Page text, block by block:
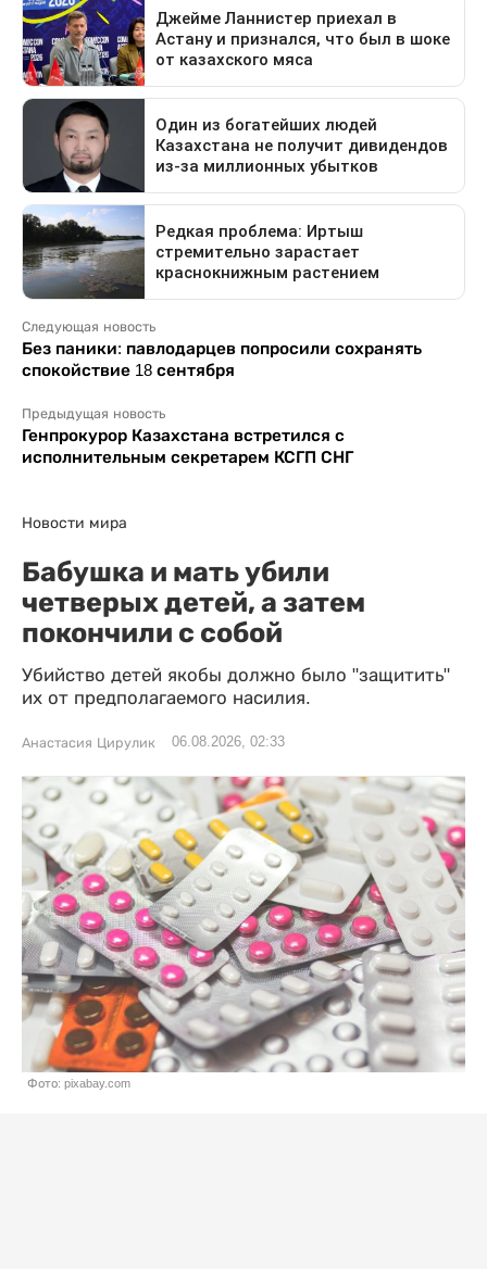
Следующая новость
Без паники: павлодарцев попросили сохранять
спокойствие 18 сентября
Предыдущая новость
Генпрокурор Казахстана встретился с
исполнительным секретарем КСГП СНГ
Новости мира
Бабушка и мать убили
четверых детей, а затем
покончили с собой
Убийство детей якобы должно было "защитить"
их от предполагаемого насилия.
Анастасия Цирулик 06.08.2026, 02:33
Фото: pixabay.com